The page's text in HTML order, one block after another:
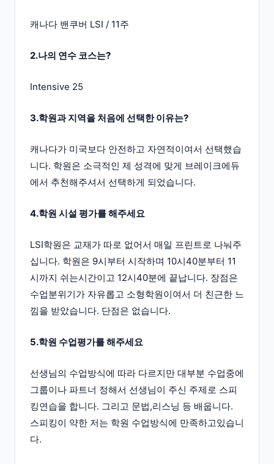
캐나다 밴쿠버 LSI / 11주
2.나의 연수 코스는?
Intensive 25
3.학원과 지역을 처음에 선택한 이유는?
캐나다가 미국보다 안전하고 자연적이여서 선택했습
니다. 학원은 소극적인 제 성격에 맞게 브레이크에듀
에서 추천해주셔서 선택하게 되었습니다.
4.학원 시설 평가를 해주세요
LSI학원은 교재가 따로 없어서 매일 프린트로 나눠주
십니다. 학원은 9시부터 시작하며 10시40분부터 11
시까지 쉬는시간이고 12시40분에 끝납니다. 장점은
수업분위기가 자유롭고 소형학원이여서 더 친근한 느
낌을 받았습니다. 단점은 없습니다.
5.학원 수업평가를 해주세요
선생님의 수업방식에 따라 다르지만 대부분 수업중에
그룹이나 파트너 정해서 선생님이 주신 주제로 스피
킹연습을 합니다. 그리고 문법,리스닝 등 배웁니다.
스피킹이 약한 저는 학원 수업방식에 만족하고있습니
다.